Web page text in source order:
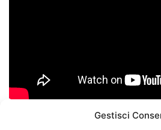
Gestisci